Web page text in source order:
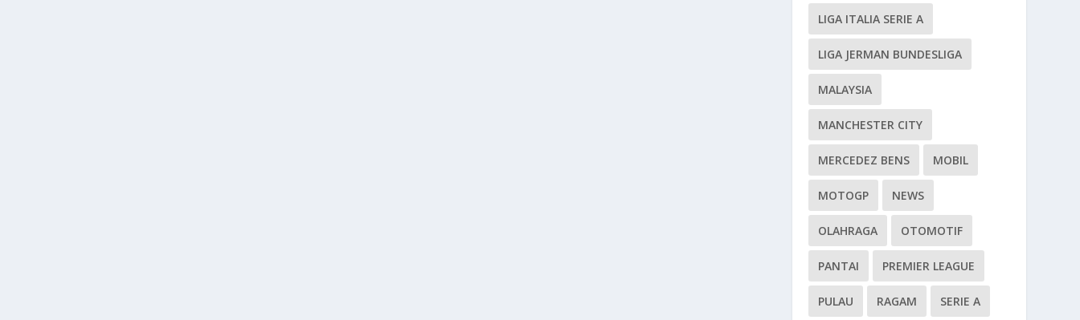
LIGA ITALIA SERIE A
LIGA JERMAN BUNDESLIGA
MALAYSIA
MANCHESTER CITY
MERCEDEZ BENS MOBIL
MOTOGP NEWS
OLAHRAGA OTOMOTIF
PANTAI PREMIER LEAGUE
PULAU RAGAM SERIE A